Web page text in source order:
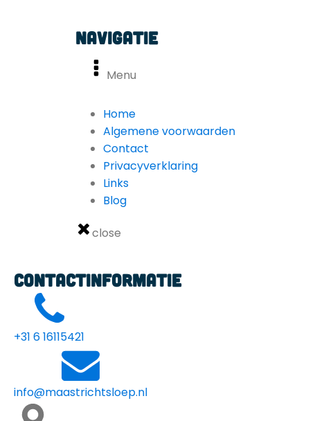
Navigatie
Menu
Home
Algemene voorwaarden
Contact
Privacyverklaring
Links
Blog
close
Contactinformatie
+31 6 16115421
info@maastrichtsloep.nl